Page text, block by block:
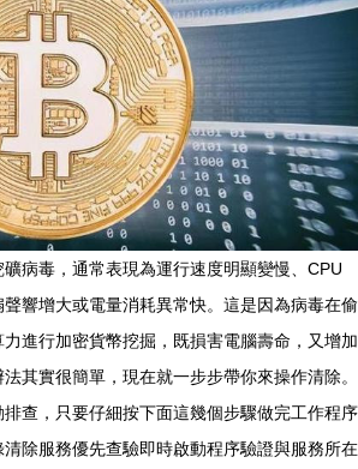
病毒，通常表現為運行速度明顯變慢、CPU
響增大或電量消耗異常快。這是因為病毒在偷
進行加密貨幣挖掘，既損害電腦壽命，又增加
其實很簡單，現在就一步步帶你來操作清除。
查，只要仔細按下面這幾個步驟做完工作程序
除服務優先查驗即時啟動程序驗證與服務所在